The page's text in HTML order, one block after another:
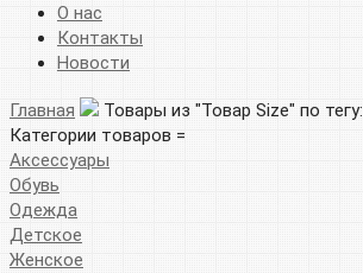
О нас
Контакты
Новости
Главная Товары из "Товар Size" по тегу:
Категории товаров =
Аксессуары
Обувь
Одежда
Детское
Женское